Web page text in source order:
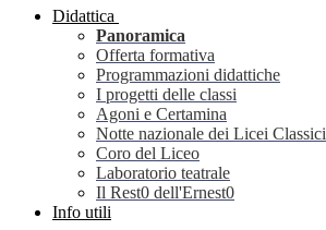
Didattica
Panoramica
Offerta formativa
Programmazioni didattiche
I progetti delle classi
Agoni e Certamina
Notte nazionale dei Licei Classici
Coro del Liceo
Laboratorio teatrale
Il Rest0 dell'Ernest0
Info utili